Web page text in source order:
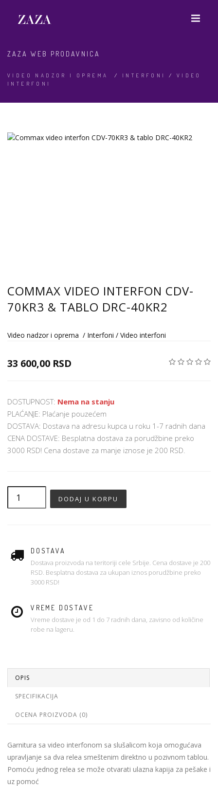
ZAZA WEB PRODAVNICA
VIDEO NADZOR I OPREMA / INTERFONI / VIDEO
INTERFONI
COMMAX VIDEO INTERFON CDV-
70KR3 & TABLO DRC-40KR2
Video nadzor i oprema / Interfoni / Video interfoni
33 600,00 RSD
DOSTUPNOST: Nema na stanju
PLAĆANJE: Plaćanje pouzećem
DOSTAVA: Dostava na adresu kupca u roku 1-7 radnih dana
CENA DOSTAVE: Besplatna dostava za porudžbine preko
3000 RSD! Cena dostave za manje iznose je 200 RSD.
DOSTAVA
Dostava proizvoda na teritoriji cele Srbije. Cena dostave je 200
RSD. Besplatna dostava za ukupan iznos porudžbine preko
3000 RSD!
VREME DOSTAVE
Vreme dostave je od 1 do 7 radnih dana, zavisno od količine
robe na lageru.
OPIS
SPECIFIKACIJA
OCENA PROIZVODA (0)
Garnitura sa video interfonom sa slušalicom koja omogućava
upravljanje sa dva relea smeštenim direktno u pozivnom tablou.
Pomoću jednog relea se može otvarati ulazna kapija za pešake i
uz pomoć